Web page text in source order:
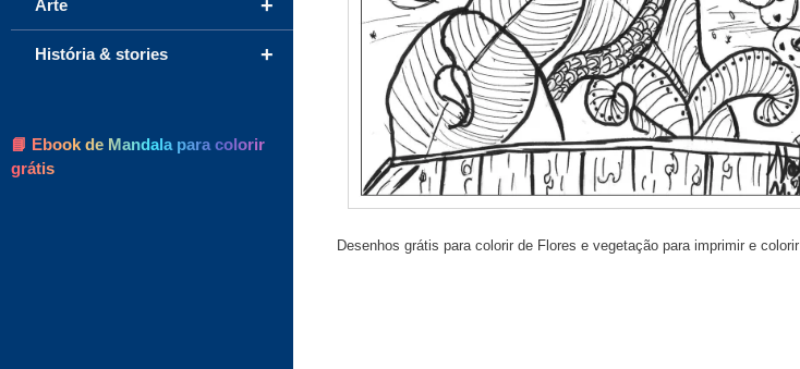
Desenhos grátis para colorir de Flores e vegetação para imprimir e colorir
+
Arte
+
História & stories
📘 Ebook de Mandala para colorir
grátis